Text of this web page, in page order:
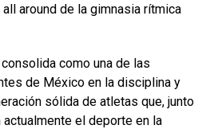
around de la gimnasia rítmica
como una de las
de México en la disciplina y
sólida de atletas que, junto
actualmente el deporte en la